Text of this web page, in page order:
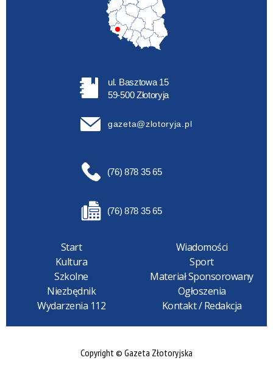
Promowane
ul. Basztowa 15
59-500 Złotoryja
gazeta@zlotoryja.pl
(76) 878 35 65
(76) 878 35 65
Start
Wiadomości
Kultura
Sport
Szkolne
Materiał Sponsorowany
Niezbędnik
Ogłoszenia
Wydarzenia 112
Kontakt / Redakcja
Copyright © Gazeta Złotoryjska